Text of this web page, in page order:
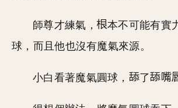
師尊才練氣，
本不可能有實
球，而且他也沒有魔氣來源。
小白看著魔氣圓球， 了